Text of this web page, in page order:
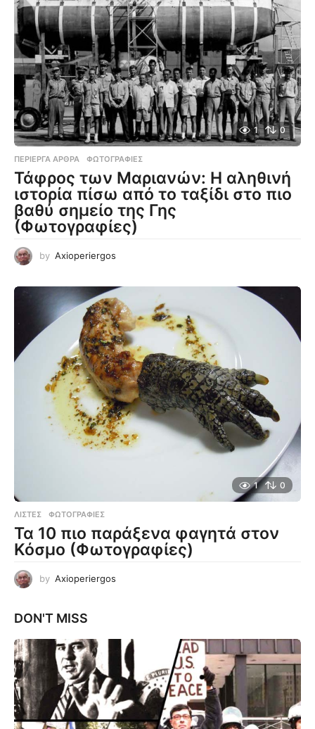
1 0
ΠΕΡΊΕΡΓΑ ΆΡΘΡΑ ,ΦΩΤΟΓΡΑΦΊΕΣ
Τάφρος των Μαριανών: Η αληθινή
ιστορία πίσω από το ταξίδι στο πιο
βαθύ σημείο της Γης
(Φωτογραφίες)
by Axioperiergos
1 0
ΛΊΣΤΕΣ ,ΦΩΤΟΓΡΑΦΊΕΣ
Τα 10 πιο παράξενα φαγητά στον
Κόσμο (Φωτογραφίες)
by Axioperiergos
DON'T MISS